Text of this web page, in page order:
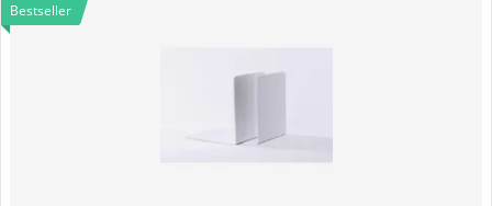
Bestseller